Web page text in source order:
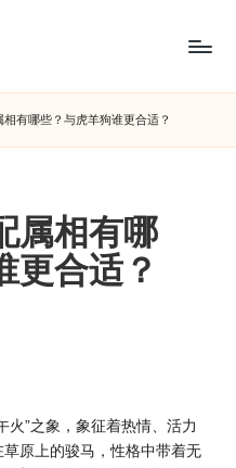
相有哪些？与虎羊狗谁更合适？
属相有哪
更合适？
火”之象，象征着热情、活力
原上的骏马，性格中带着无